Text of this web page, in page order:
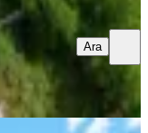
Ara